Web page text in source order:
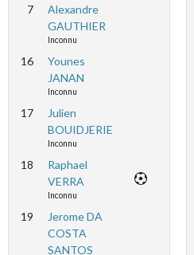
7
Alexandre
GAUTHIER
Inconnu
16
Younes
JANAN
Inconnu
17
Julien
BOUIDJERIE
Inconnu
18
Raphael
VERRA
Inconnu
19
Jerome DA
COSTA
SANTOS